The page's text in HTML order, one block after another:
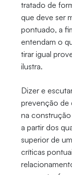
tratado de
que deve ser
pontuado, a
entendam o
tirar igual
ilustra.
Dizer e
prevenção de
na construção
a partir dos
superior de
críticas